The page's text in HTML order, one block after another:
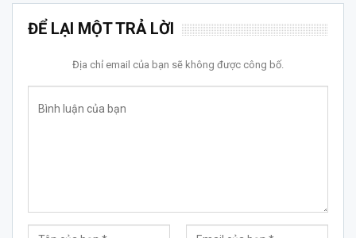
ĐỂ LẠI MỘT TRẢ LỜI
Địa chỉ email của bạn sẽ không được công bố.